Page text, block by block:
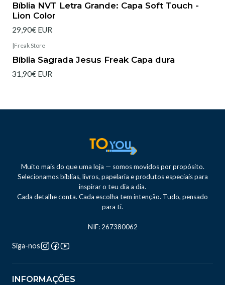
Bíblia NVT Letra Grande: Capa Soft Touch -
Lion Color
29,90€ EUR
|Freak Store
Bíblia Sagrada Jesus Freak Capa dura
31,90€ EUR
Muito mais do que uma loja — somos movidos por propósito.
Selecionamos bíblias, livros, papelaria e produtos especiais para
inspirar o teu dia a dia.
Cada detalhe conta. Cada escolha tem intenção. Tudo, pensado
para ti.
NIF: 267380062
Siga-nos
INFORMAÇÕES